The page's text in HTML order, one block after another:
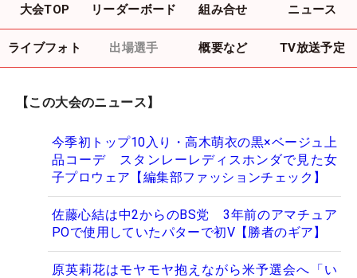
大会TOP リーダーボード 組み合せ ニュース
ライブフォト 出場選手 概要など TV放送予定
【この大会のニュース】
今季初トップ10入り・高木萌衣の黒×ベージュ上
品コーデ スタンレーレディスホンダで見た女
子プロウェア【編集部ファッションチェック】
佐藤心結は中2からのBS党 3年前のアマチュア
POで使用していたパターで初V【勝者のギア】
原英莉花はモヤモヤ抱えながら米予選会へ「い